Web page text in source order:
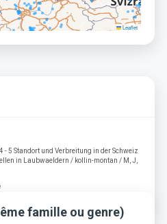
Leaflet
- 5 Standort und Verbreitung in der Schweiz
in Laubwaeldern / kollin-montan / M, J,
famille ou genre)